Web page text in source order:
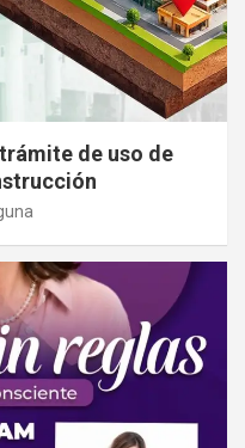
de uso de